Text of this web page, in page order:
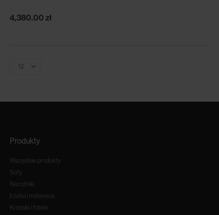
4,380.00 zł
Produkty
Wszystkie produkty
Sofy
Narożniki
Łóżka i materace
Krzesła i fotele